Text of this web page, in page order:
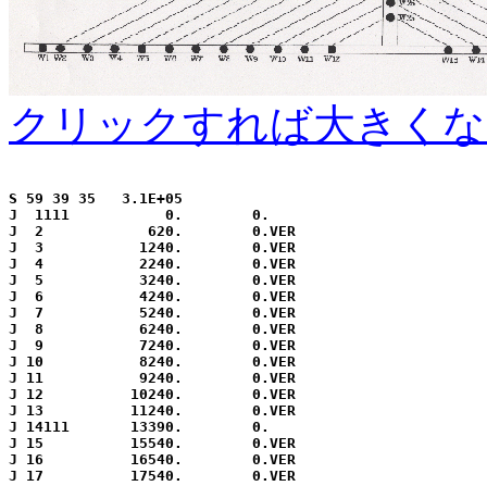
クリックすれば大きく
S 59 39 35   3.1E+05
J  1111           0.        0.
J  2            620.        0.VER
J  3           1240.        0.VER
J  4           2240.        0.VER
J  5           3240.        0.VER
J  6           4240.        0.VER
J  7           5240.        0.VER
J  8           6240.        0.VER
J  9           7240.        0.VER
J 10           8240.        0.VER
J 11           9240.        0.VER
J 12          10240.        0.VER
J 13          11240.        0.VER
J 14111       13390.        0.
J 15          15540.        0.VER
J 16          16540.        0.VER
J 17          17540.        0.VER